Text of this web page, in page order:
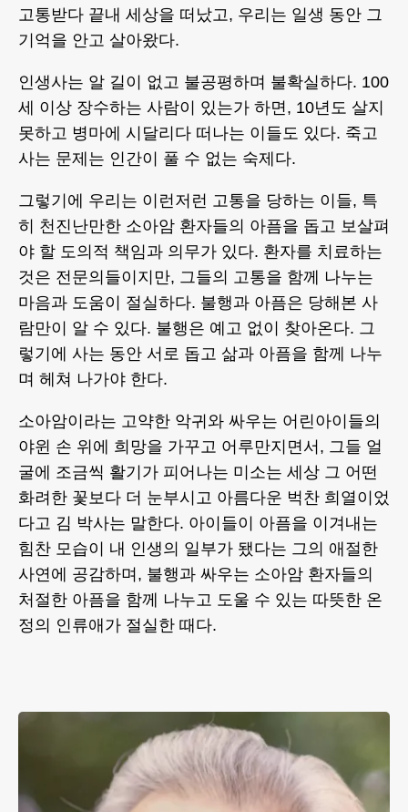
고통받다 끝내 세상을 떠났고, 우리는 일생 동안 그
기억을 안고 살아왔다.
인생사는 알 길이 없고 불공평하며 불확실하다. 100
세 이상 장수하는 사람이 있는가 하면, 10년도 살지
못하고 병마에 시달리다 떠나는 이들도 있다. 죽고
사는 문제는 인간이 풀 수 없는 숙제다.
그렇기에 우리는 이런저런 고통을 당하는 이들, 특
히 천진난만한 소아암 환자들의 아픔을 돕고 보살펴
야 할 도의적 책임과 의무가 있다. 환자를 치료하는
것은 전문의들이지만, 그들의 고통을 함께 나누는
마음과 도움이 절실하다. 불행과 아픔은 당해본 사
람만이 알 수 있다. 불행은 예고 없이 찾아온다. 그
렇기에 사는 동안 서로 돕고 삶과 아픔을 함께 나누
며 헤쳐 나가야 한다.
소아암이라는 고약한 악귀와 싸우는 어린아이들의
야윈 손 위에 희망을 가꾸고 어루만지면서, 그들 얼
굴에 조금씩 활기가 피어나는 미소는 세상 그 어떤
화려한 꽃보다 더 눈부시고 아름다운 벅찬 희열이었
다고 김 박사는 말한다. 아이들이 아픔을 이겨내는
힘찬 모습이 내 인생의 일부가 됐다는 그의 애절한
사연에 공감하며, 불행과 싸우는 소아암 환자들의
처절한 아픔을 함께 나누고 도울 수 있는 따뜻한 온
정의 인류애가 절실한 때다.